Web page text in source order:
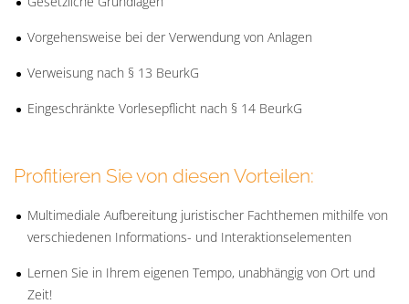
Vorgehensweise bei der Verwendung von Anlagen
Verweisung nach § 13 BeurkG
Eingeschränkte Vorlesepflicht nach § 14 BeurkG
Profitieren Sie von diesen Vorteilen:
Multimediale Aufbereitung juristischer Fachthemen mithilfe von
verschiedenen Informations- und Interaktionselementen
Lernen Sie in Ihrem eigenen Tempo, unabhängig von Ort und
Zeit!